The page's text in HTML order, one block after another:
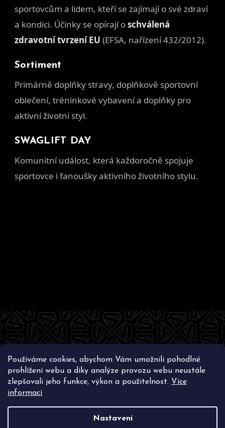
Používáme cookies, abychom Vám umožnili pohodlné
prohlížení webu a díky analýze provozu webu neustále
zlepšovali jeho funkce, výkon a použitelnost. Více
informací
Nastavení
sportovcům a lidem, kteří se zajímají o své zdraví
a kondici. Účinky se opírají oschválená
zdravotní tvrzení EU (EFSA, nařízení 432/2012).
Sortiment
Primárně doplňky stravy, doplňkově sportovní
oblečení, tréninkové vybavení a doplňky pro
aktivní životní styl.
SWAGLIFT DAY
Komunitní událost, která každoročně spojuje
sportovce i fanoušky aktivního životního stylu.
p
a
t
Instagram
Vytvořil Shoptet